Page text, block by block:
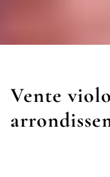
Vente